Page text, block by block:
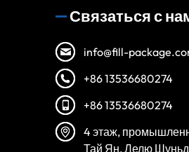
Связаться с
info@fill-
+86 13536680274
+86 13536680274
4 этаж,
Тай Ян, Лелю